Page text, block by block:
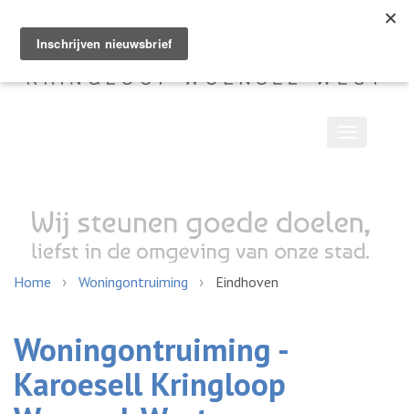
Home Woningontruiming Eindhoven
Woningontruiming -
Karoesell Kringloop